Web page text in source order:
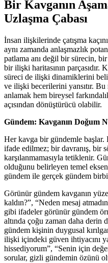
Bir Kavganın
Uzlaşma Çabası
İnsan ilişkilerinde çatışma
aynı zamanda anlaşmazlık
patlama anı değil bir sürecin,
bir ilişki haritasının parçasıdır.
süreci de ilişki dinamiklerini
ve ilişki becerilerini yansıtır.
anlamak hem bireysel
açısından dönüştürücü olabilir.
Gündem: Kavganın Doğum
Her kavga bir gündemle başlar.
ifade edilmez; bir davranış, bir
karşılanmamasıyla tetiklenir.
olduğunu belirleyen temel
gündem ile gerçek gündem
Görünür gündem kavganın
kaldın?”, “Neden mesaj
gibi ifadeler görünür gündem
altında çoğu zaman daha
gündem kişinin duygusal
ilişki içindeki güven ihtiyacını
hissediyorum”, “Senin için
sorular, gizli gündemin özünü